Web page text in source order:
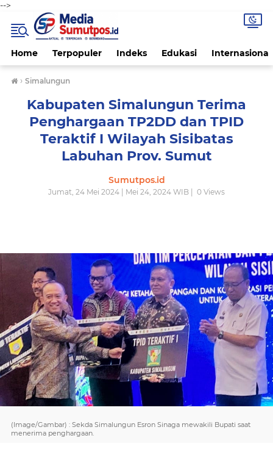
-->
Home Terpopuler Indeks Edukasi Internasional
› Simalungun
Kabupaten Simalungun Terima
Penghargaan TP2DD dan TPID
Teraktif I Wilayah Sisibatas
Labuhan Prov. Sumut
Sumutpos.id
Jumat, 24 Mei 2024 | Mei 24, 2024 WIB | 0 Views
(Image/Gambar) : Sekda Simalungun Esron Sinaga mewakili Bupati saat
menerima penghargaan.